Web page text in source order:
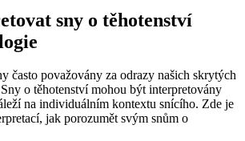
sny o těhotenství
často považovány za odrazy našich skrytých
o těhotenství mohou být interpretovány
na individuálním kontextu snícího. Zde je
jak porozumět svým snům o